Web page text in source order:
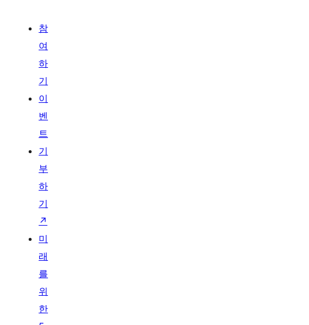
참
여
하
기
이
벤
트
기
부
하
기
↗
미
래
를
위
한